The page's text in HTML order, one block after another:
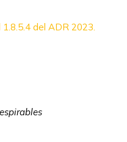
del ADR 2023.